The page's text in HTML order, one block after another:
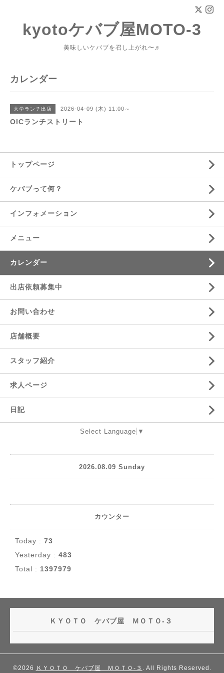
kyotoケバブ屋MOTO-3
美味しいケバブを召し上がれ〜♬
カレンダー
大学ランチ出店 2026-04-09 (木) 11:00～
OICランチストリート
トップページ
ケバブって何？
インフォメーション
メニュー
カレンダー
出店依頼募集中
お問い合わせ
店舗概要
スタッフ紹介
求人ページ
日記
Select Language ▼
2026.08.09 Sunday
カウンター
Today : 73
Yesterday : 483
Total : 1397979
ＫＹＯＴＯ ケバブ屋 ＭＯＴＯ-３
©2026 ＫＹＯＴＯ ケバブ屋 ＭＯＴＯ-３ . All Rights Reserved.